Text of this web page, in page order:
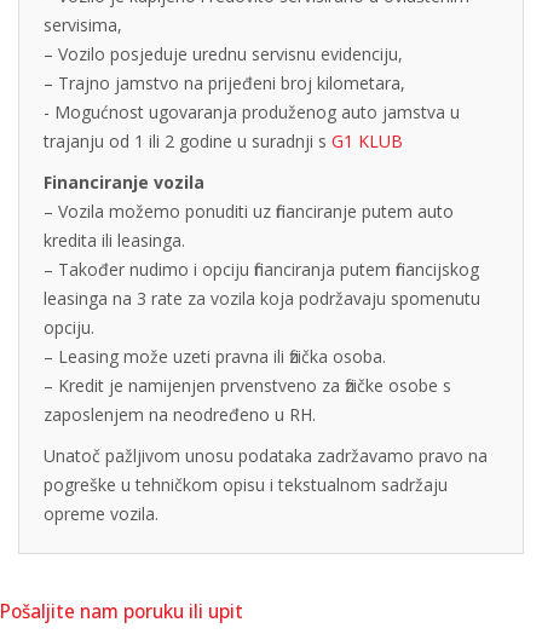
servisima,
– Vozilo posjeduje urednu servisnu evidenciju,
– Trajno jamstvo na prijeđeni broj kilometara,
- Mogućnost ugovaranja produženog auto jamstva u
trajanju od 1 ili 2 godine u suradnji s G1 KLUB
Financiranje vozila
– Vozila možemo ponuditi uz financiranje putem auto
kredita ili leasinga.
– Također nudimo i opciju financiranja putem financijskog
leasinga na 3 rate za vozila koja podržavaju spomenutu
opciju.
– Leasing može uzeti pravna ili fizička osoba.
– Kredit je namijenjen prvenstveno za fizičke osobe s
zaposlenjem na neodređeno u RH.
Unatoč pažljivom unosu podataka zadržavamo pravo na
pogreške u tehničkom opisu i tekstualnom sadržaju
opreme vozila.
Pošaljite nam poruku ili upit